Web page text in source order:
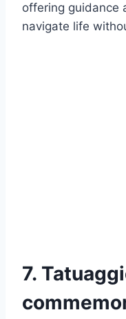
offering guidance
navigate life
7.